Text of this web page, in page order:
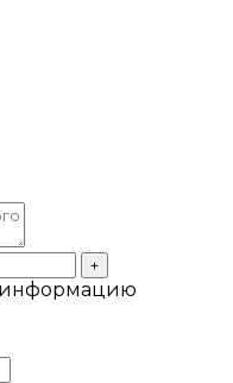
+
информацию